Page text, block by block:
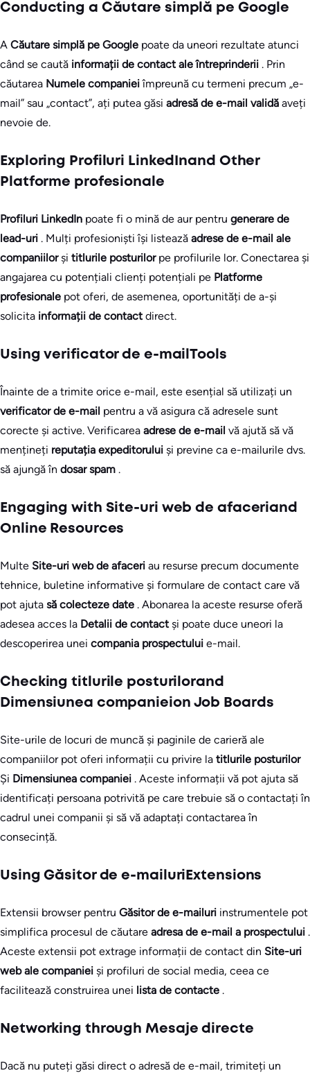
Conducting a Căutare simplă pe Google
A Căutare simplă pe Google poate da uneori rezultate atunci
când se caută informații de contact ale întreprinderii . Prin
căutarea Numele companieiîmpreună cu termeni precum „e-
mail” sau „contact”, ați putea găsi adresă de e-mail validă aveți
nevoie de.
Exploring Profiluri LinkedInand Other
Platforme profesionale
Profiluri LinkedIn poate fi o mină de aur pentru generare de
lead-uri . Mulți profesioniști își listează adrese de e-mail ale
companiilorși titlurile posturilor pe profilurile lor. Conectarea și
angajarea cu potențiali clienți potențiali pe Platforme
profesionale pot oferi, de asemenea, oportunități de a-și
solicita informații de contactdirect.
Using verificator de e-mailTools
Înainte de a trimite orice e-mail, este esențial să utilizați un
verificator de e-mail pentru a vă asigura că adresele sunt
corecte și active. Verificarea adrese de e-mail vă ajută să vă
mențineți reputația expeditorului și previne ca e-mailurile dvs.
să ajungă în dosar spam .
Engaging with Site-uri web de afaceriand
Online Resources
Multe Site-uri web de afaceri au resurse precum documente
tehnice, buletine informative și formulare de contact care vă
pot ajuta să colecteze date . Abonarea la aceste resurse oferă
adesea acces la Detalii de contactși poate duce uneori la
descoperirea unei compania prospectului e-mail.
Checking titlurile posturilorand
Dimensiunea companieion Job Boards
Site-urile de locuri de muncă și paginile de carieră ale
companiilor pot oferi informații cu privire la titlurile posturilor
Și Dimensiunea companiei . Aceste informații vă pot ajuta să
identificați persoana potrivită pe care trebuie să o contactați în
cadrul unei companii și să vă adaptați contactarea în
consecință.
Using Găsitor de e-mailuriExtensions
Extensii browser pentru Găsitor de e-mailuri instrumentele pot
simplifica procesul de căutare adresa de e-mail a prospectului .
Aceste extensii pot extrage informații de contact din Site-uri
web ale companiei și profiluri de social media, ceea ce
facilitează construirea unei lista de contacte .
Networking through Mesaje directe
Dacă nu puteți găsi direct o adresă de e-mail, trimiteți un